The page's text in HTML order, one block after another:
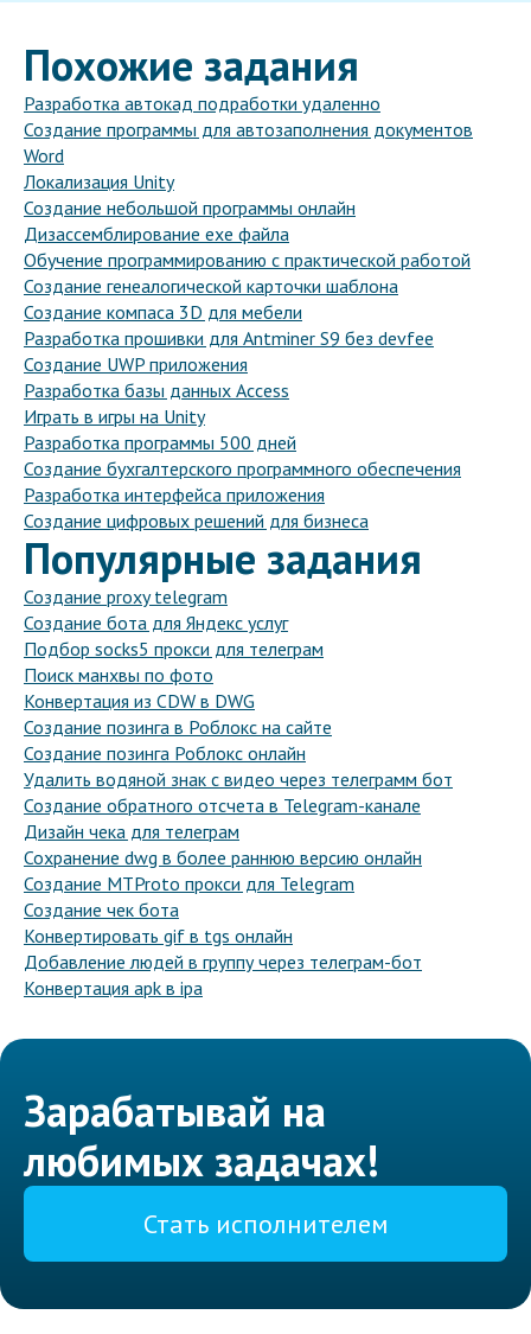
Похожие задания
Разработка автокад подработки удаленно
Создание программы для автозаполнения документов
Word
Локализация Unity
Создание небольшой программы онлайн
Дизассемблирование exe файла
Обучение программированию с практической работой
Создание генеалогической карточки шаблона
Создание компаса 3D для мебели
Разработка прошивки для Antminer S9 без devfee
Создание UWP приложения
Разработка базы данных Access
Играть в игры на Unity
Разработка программы 500 дней
Создание бухгалтерского программного обеспечения
Разработка интерфейса приложения
Создание цифровых решений для бизнеса
Популярные задания
Создание proxy telegram
Создание бота для Яндекс услуг
Подбор socks5 прокси для телеграм
Поиск манхвы по фото
Конвертация из CDW в DWG
Создание позинга в Роблокс на сайте
Создание позинга Роблокс онлайн
Удалить водяной знак с видео через телеграмм бот
Создание обратного отсчета в Telegram-канале
Дизайн чека для телеграм
Сохранение dwg в более раннюю версию онлайн
Создание MTProto прокси для Telegram
Создание чек бота
Конвертировать gif в tgs онлайн
Добавление людей в группу через телеграм-бот
Конвертация apk в ipa
Зарабатывай на
любимых задачах!
Стать исполнителем